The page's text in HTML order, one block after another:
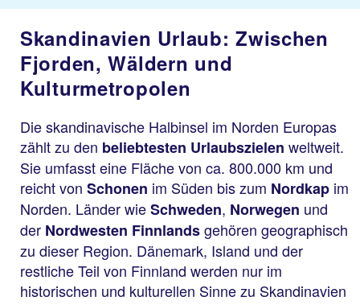
Skandinavien Urlaub: Zwischen
Fjorden, Wäldern und
Kulturmetropolen
Die skandinavische Halbinsel im Norden Europas
zählt zu den beliebtesten Urlaubszielen weltweit.
Sie umfasst eine Fläche von ca. 800.000 km und
reicht von Schonen im Süden bis zum Nordkap im
Norden. Länder wieSchweden, Norwegen und
der Nordwesten Finnlandsgehören geographisch
zu dieser Region. Dänemark, Island und der
restliche Teil von Finnland werden nur im
historischen und kulturellen Sinne zu Skandinavien